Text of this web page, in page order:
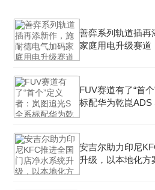
善弈系列轨道插再
家庭用电升级赛道
FUV赛道有了“首
标配华为乾崑ADS
安吉尔助力印尼
升级，以本地化方